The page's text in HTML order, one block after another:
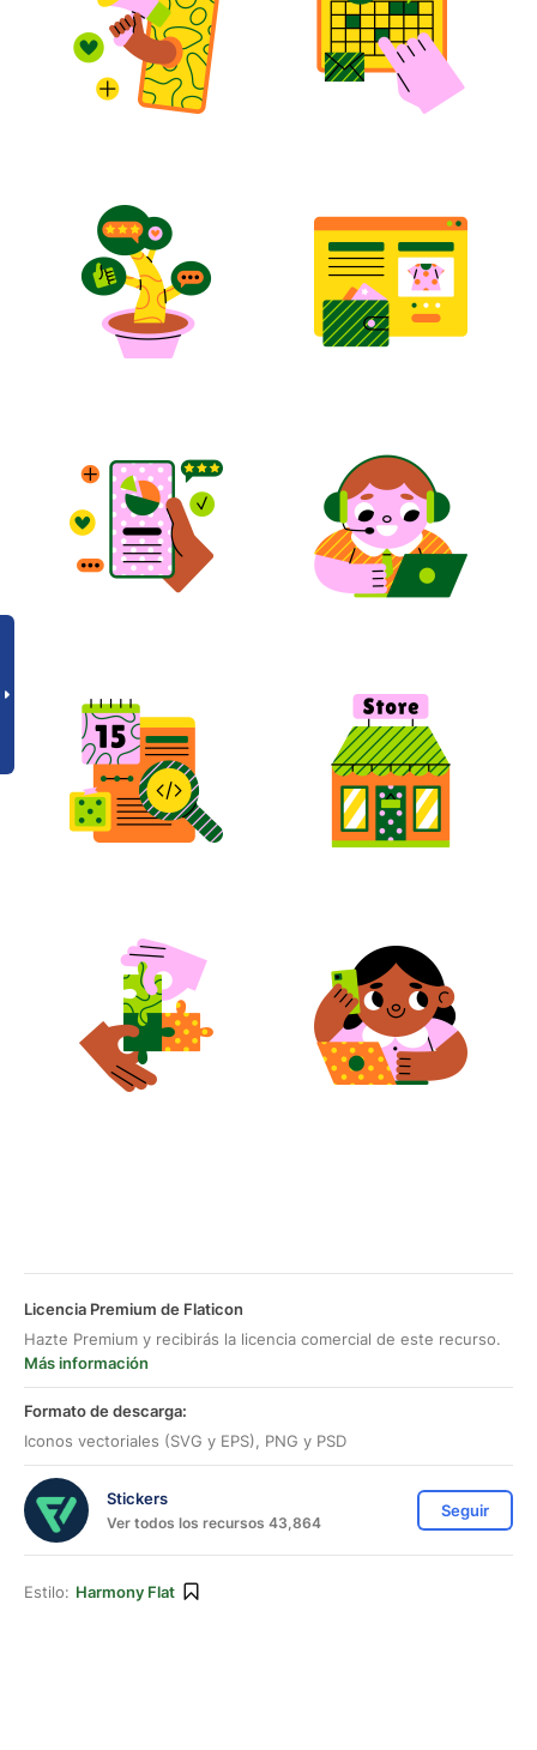
Licencia Premium de Flaticon
Hazte Premium y recibirás la licencia comercial de este recurso.
Más información
Formato de descarga:
Iconos vectoriales (SVG y EPS), PNG y PSD
Stickers
Ver todos los recursos 43,864
Seguir
Estilo: Harmony Flat